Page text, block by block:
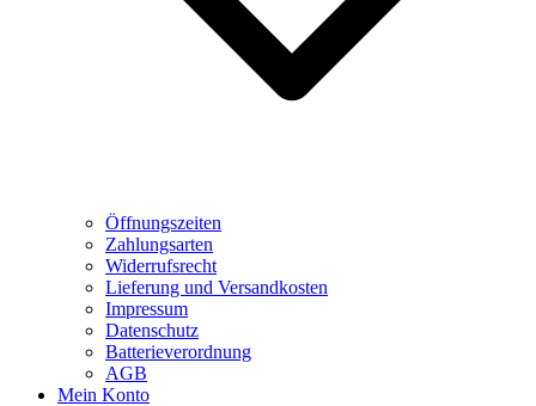
Öffnungszeiten
Zahlungsarten
Widerrufsrecht
Lieferung und Versandkosten
Impressum
Datenschutz
Batterieverordnung
AGB
Mein Konto